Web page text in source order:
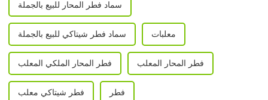
سماد فطر المحار للبيع بالجملة
سماد فطر شيتاكي للبيع بالجملة معلبات
فطر المحار الملكي المعلب فطر المحار المعلب
فطر شيتاكي معلب فطر